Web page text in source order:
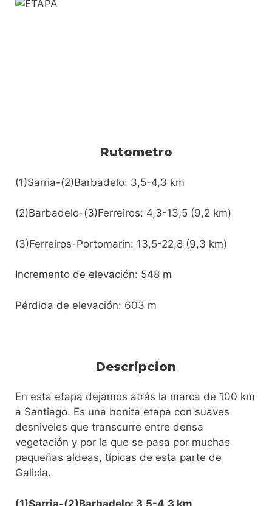
Rutometro
(1)Sarria-(2)Barbadelo: 3,5-4,3 km
(2)Barbadelo-(3)Ferreiros: 4,3-13,5 (9,2 km)
(3)Ferreiros-Portomarin: 13,5-22,8 (9,3 km)
Incremento de elevación: 548 m
Pérdida de elevación: 603 m
Descripcion
En esta etapa dejamos atrás la marca de 100 km
a Santiago. Es una bonita etapa con suaves
desniveles que transcurre entre densa
vegetación y por la que se pasa por muchas
pequeñas aldeas, típicas de esta parte de
Galicia.
(1)Sarria-(2)Barbadelo: 3,5-4,3 km